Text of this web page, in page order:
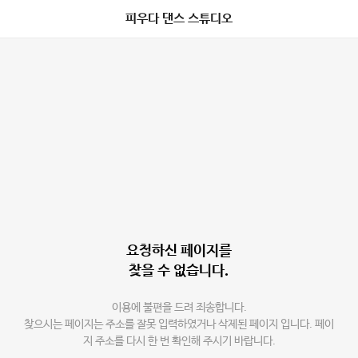
피우다 댄스 스튜디오
요청하신 페이지를
찾을 수 없습니다.
이용에 불편을 드려 죄송합니다.
찾으시는 페이지는 주소를 잘못 입력하였거나 삭제된 페이지 입니다. 페이
지 주소를 다시 한 번 확인해 주시기 바랍니다.